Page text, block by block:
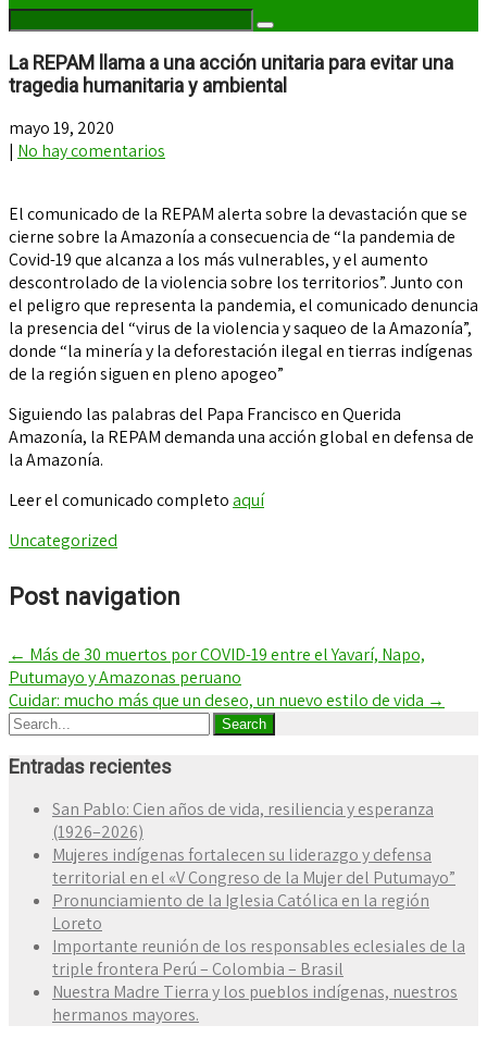
La REPAM llama a una acción unitaria para evitar una
tragedia humanitaria y ambiental
mayo 19, 2020
| No hay comentarios
El comunicado de la REPAM alerta sobre la devastación que se
cierne sobre la Amazonía a consecuencia de “la pandemia de
Covid-19 que alcanza a los más vulnerables, y el aumento
descontrolado de la violencia sobre los territorios”. Junto con
el peligro que representa la pandemia, el comunicado denuncia
la presencia del “virus de la violencia y saqueo de la Amazonía”,
donde “la minería y la deforestación ilegal en tierras indígenas
de la región siguen en pleno apogeo”
Siguiendo las palabras del Papa Francisco en Querida
Amazonía, la REPAM demanda una acción global en defensa de
la Amazonía.
Leer el comunicado completoaquí
Uncategorized
Post navigation
← Más de 30 muertos por COVID-19 entre el Yavarí, Napo,
Putumayo y Amazonas peruano
Cuidar: mucho más que un deseo, un nuevo estilo de vida →
Entradas recientes
San Pablo: Cien años de vida, resiliencia y esperanza
(1926–2026)
Mujeres indígenas fortalecen su liderazgo y defensa
territorial en el «V Congreso de la Mujer del Putumayo”
Pronunciamiento de la Iglesia Católica en la región
Loreto
Importante reunión de los responsables eclesiales de la
triple frontera Perú – Colombia – Brasil
Nuestra Madre Tierra y los pueblos indígenas, nuestros
hermanos mayores.